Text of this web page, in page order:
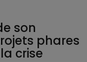
son
phares
crise